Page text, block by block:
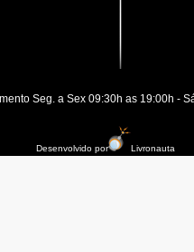
Seg. a Sex 09:30h as 19:00h -
Desenvolvido por Livronauta